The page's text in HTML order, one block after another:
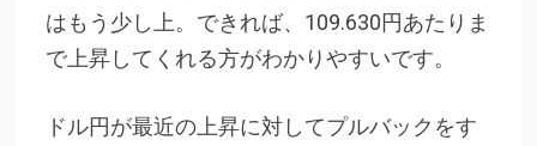
はもう少し上。できれば、109.630円あたりま
で上昇してくれる方がわかりやすいです。
ドル円が最近の上昇に対してプルバックをす